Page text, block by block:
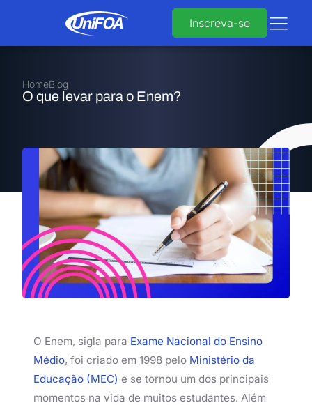
Inscreva-se
HomeBlog
O que levar para o Enem?
O Enem, sigla para Exame Nacional do Ensino
Médio, foi criado em 1998 pelo Ministério da
Educação (MEC) e se tornou um dos principais
momentos na vida de muitos estudantes. Além